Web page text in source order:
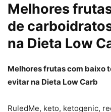
Melhores
de
na Dieta Low
Melhores frutas com baixo
evitar na Dieta Low Carb
RuledMe, keto, ketogenic,